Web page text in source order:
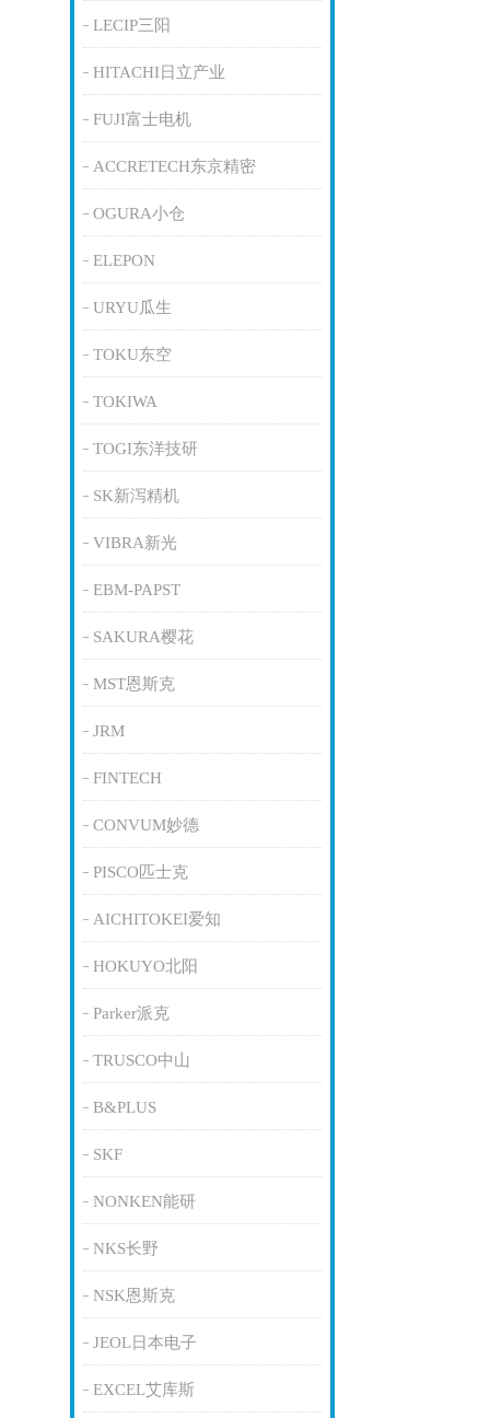
LECIP三阳
HITACHI日立产业
FUJI富士电机
ACCRETECH东京精密
OGURA小仓
ELEPON
URYU瓜生
TOKU东空
TOKIWA
TOGI东洋技研
SK新泻精机
VIBRA新光
EBM-PAPST
SAKURA樱花
MST恩斯克
JRM
FINTECH
CONVUM妙德
PISCO匹士克
AICHITOKEI爱知
HOKUYO北阳
Parker派克
TRUSCO中山
B&PLUS
SKF
NONKEN能研
NKS长野
NSK恩斯克
JEOL日本电子
EXCEL艾库斯